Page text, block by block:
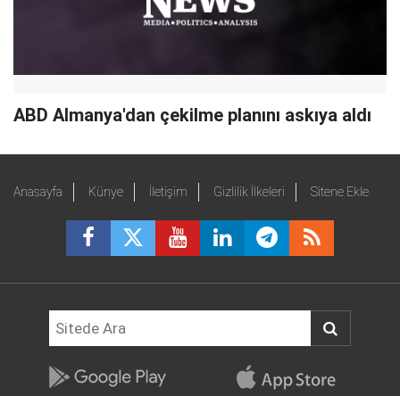
ABD Almanya'dan çekilme planını askıya aldı
Anasayfa Künye İletişim Gizlilik İlkeleri Sitene Ekle